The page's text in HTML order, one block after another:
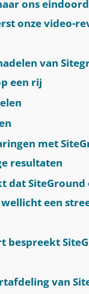
ons
onze video-
van
een rij
met
resultaten
dat SiteGround
een
bespreekt
van